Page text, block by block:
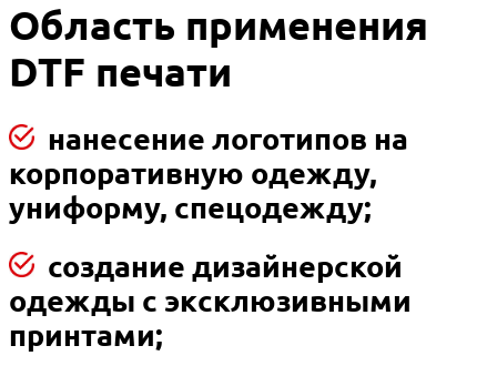
Область применения
DTF печати
нанесение логотипов на
корпоративную одежду,
униформу, спецодежду;
создание дизайнерской
одежды с эксклюзивными
принтами;